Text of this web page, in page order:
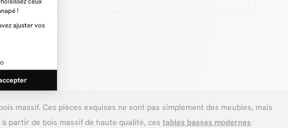
massif. Ces pièces exquises ne sont pas simplement des meubles, mais
partir de bois massif de haute qualité, ces tables basses modernes